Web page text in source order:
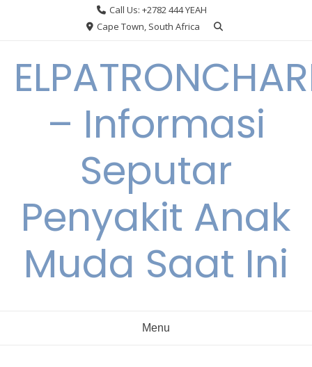
Call Us: +2782 444 YEAH
Cape Town, South Africa
– Informasi
Seputar
Penyakit Anak
Muda Saat Ini
Menu